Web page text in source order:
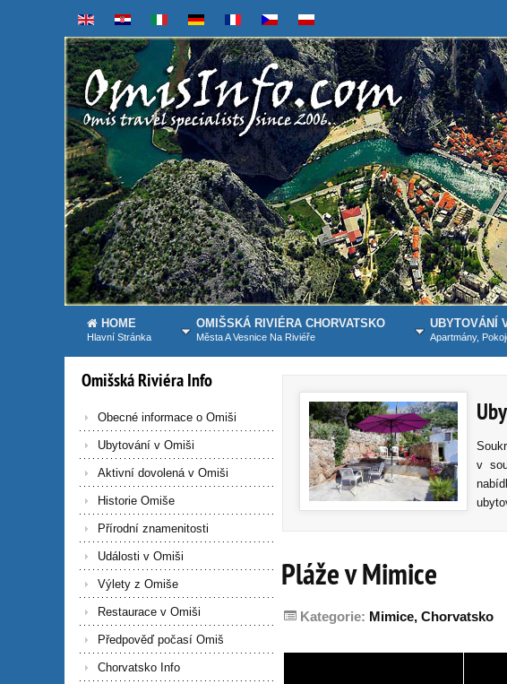
HOME
Hlavní Stránka
OMIŠSKÁ RIVIÉRA CHORVATSKO
Města A Vesnice Na Riviéře
UBYTOVÁNÍ
Apartmány,
OmišskáRiviéraInfo
Obecné informace o Omiši
Ubytování v Omiši
Aktivní dovolená v Omiši
Historie Omiše
Přírodní znamenitosti
Události v Omiši
Výlety z Omiše
Restaurace v Omiši
Předpověď počasí Omiš
Chorvatsko Info
v
Pláže v Mimice
Kategorie: Mimice, Chorvatsko